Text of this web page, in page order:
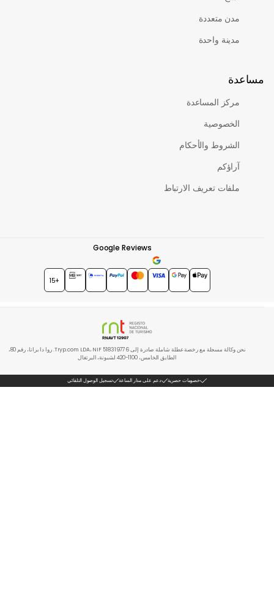
مدن متعددة
مدينة واحدة
مركز المساعدة
الخصوصية
الشروط والأحكام
ملفات تعريف الارتباط
Google Reviews
4.7
★★★★★
+15
نحن وكالة مسجلة مع رخصة عطلة شاملة صادرة إلى Tryp.com LDA، NIF 518319776. روا دا براتا، رقم 80،
الطابق الخامس، 1100-420 لشبونة، البرتغال
خصومات حصرية دعم على مدار الساعة تسجيل الوصول التلقائي